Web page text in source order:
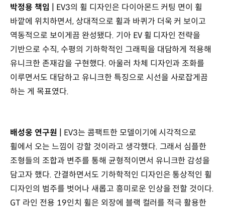
박정용 책임 | EV3의 휠 디자인은 다이아몬드 커팅 면이 휠
바깥에 위치하면서, 상대적으로 휠과 바퀴가 더욱 커 보이고
역동적으로 보이게끔 완성됐다. 기아 EV 휠 디자인 전략을
기반으로 수직, 수평의 기하학적인 그래픽을 대담하게 적용해
유니크한 존재감을 구현했다. 아울러 차체 디자인과 조화를
이루면서도 대담하고 유니크한 특징으로 시선을 사로잡게끔
하는 게 목표였다.
배성웅 연구원 | EV3는 콤팩트한 모델이기에 시각적으로
휠에서 오는 느낌이 강할 것이라고 생각했다. 그래서 심플한
조형들의 조합과 변주를 통해 균형적이면서 유니크한 감성을
담고자 했다. 간결하면서도 기하학적인 디자인은 통상적인 휠
디자인의 범주를 벗어나 새롭고 흥미로운 인상을 전할 것이다.
GT 라인 전용 19인치 휠은 외장에 블랙 컬러를 적극 활용한